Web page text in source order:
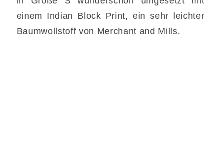
einem Indian Block Print, ein sehr leichter
Baumwollstoff von Merchant and Mills.